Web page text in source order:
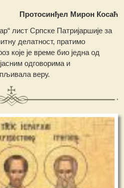
Протосинђел Мирон Косаћ
лист Српске Патријаршије за
делатност, пратимо
које је време био једна од
одговорима и
веру.